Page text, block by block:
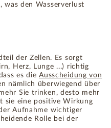
den Wasserverlust
der Zellen. Es sorgt
Herz, Lunge ...) richtig
es dieAusscheidung von
nämlich überwiegend über
Sie trinken, desto mehr
sie eine positive Wirkung
Aufnahme wichtiger
Rolle bei der